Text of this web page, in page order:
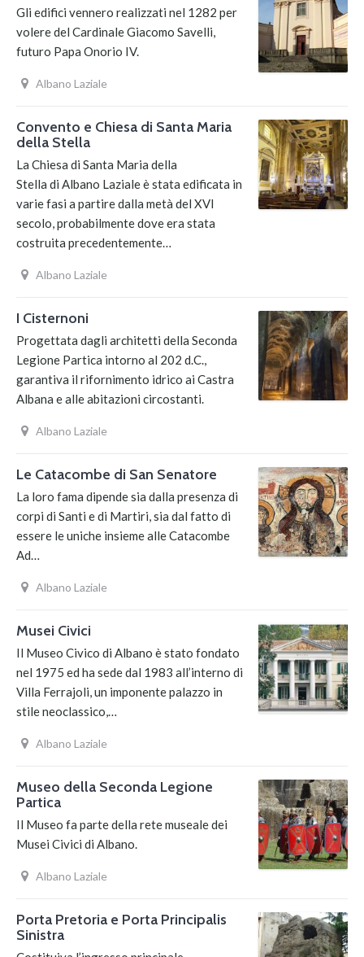
Gli edifici vennero realizzati nel 1282 per
volere del Cardinale Giacomo Savelli,
futuro Papa Onorio IV.
Albano Laziale
Convento e Chiesa di Santa Maria
della Stella
La Chiesa di Santa Maria della
Stella di Albano Laziale è stata edificata in
varie fasi a partire dalla metà del XVI
secolo, probabilmente dove era stata
costruita precedentemente…
Albano Laziale
I Cisternoni
Progettata dagli architetti della Seconda
Legione Partica intorno al 202 d.C.,
garantiva il rifornimento idrico ai Castra
Albana e alle abitazioni circostanti.
Albano Laziale
Le Catacombe di San Senatore
La loro fama dipende sia dalla presenza di
corpi di Santi e di Martiri, sia dal fatto di
essere le uniche insieme alle Catacombe
Ad…
Albano Laziale
Musei Civici
Il Museo Civico di Albano è stato fondato
nel 1975 ed ha sede dal 1983 all’interno di
Villa Ferrajoli, un imponente palazzo in
stile neoclassico,…
Albano Laziale
Museo della Seconda Legione
Partica
Il Museo fa parte della rete museale dei
Musei Civici di Albano.
Albano Laziale
Porta Pretoria e Porta Principalis
Sinistra